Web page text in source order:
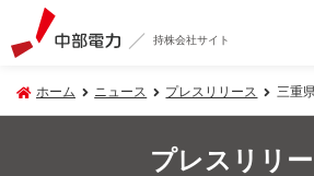
持株会社サイト
ホーム ニュース プレスリリース 三重
プレスリリ